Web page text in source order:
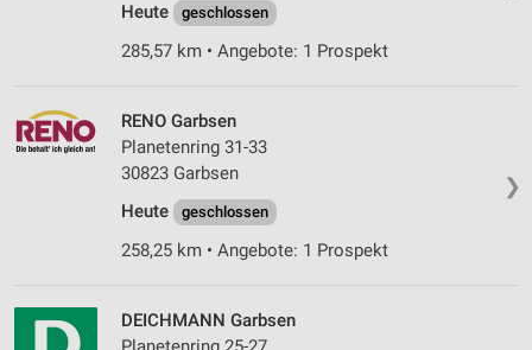
Heute
geschlossen
285,57 km • Angebote: 1 Prospekt
❯
RENO Garbsen
Planetenring 31-33
30823 Garbsen
Heute
geschlossen
258,25 km • Angebote: 1 Prospekt
DEICHMANN Garbsen